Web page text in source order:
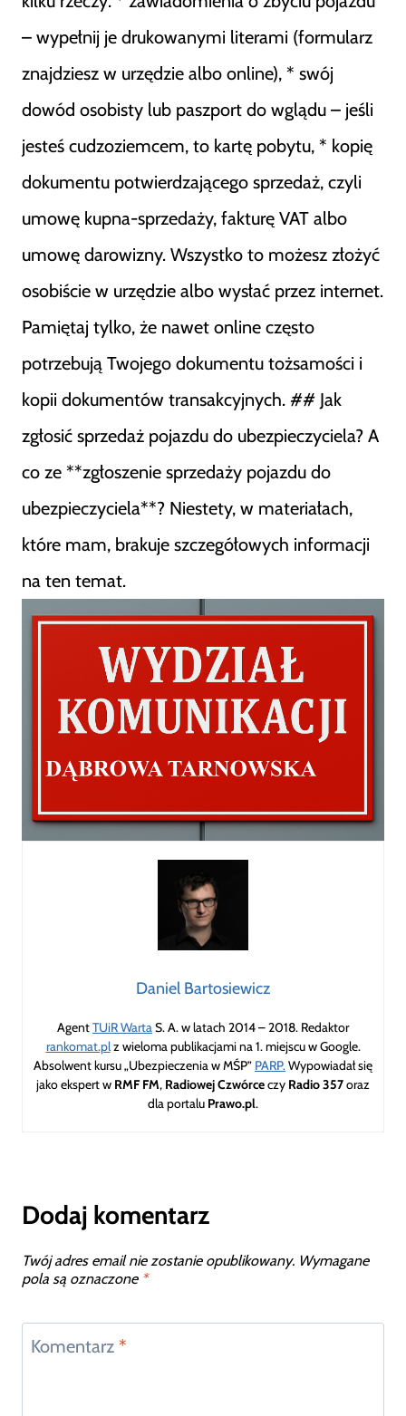
– wypełnij je drukowanymi literami (formularz
znajdziesz w urzędzie albo online), * swój
dowód osobisty lub paszport do wglądu – jeśli
jesteś cudzoziemcem, to kartę pobytu, * kopię
dokumentu potwierdzającego sprzedaż, czyli
umowę kupna-sprzedaży, fakturę VAT albo
umowę darowizny. Wszystko to możesz złożyć
osobiście w urzędzie albo wysłać przez internet.
Pamiętaj tylko, że nawet online często
potrzebują Twojego dokumentu tożsamości i
kopii dokumentów transakcyjnych. ## Jak
zgłosić sprzedaż pojazdu do ubezpieczyciela? A
co ze **zgłoszenie sprzedaży pojazdu do
ubezpieczyciela**? Niestety, w materiałach,
które mam, brakuje szczegółowych informacji
na ten temat.
Daniel Bartosiewicz
AgentTUiR WartaS. A. w latach 2014 – 2018. Redaktor
rankomat.plz wieloma publikacjami na 1. miejscu w Google.
Absolwent kursu „Ubezpieczenia w MŚP” PARP.Wypowiadał się
jako ekspert w RMF FM, Radiowej Czwórceczy Radio 357oraz
dla portalu Prawo.pl.
Dodaj komentarz
Twój adres email nie zostanie opublikowany. Wymagane
pola są oznaczone *
Komentarz *